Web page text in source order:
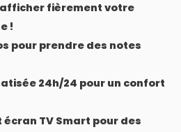
fièrement votre
!
pour prendre des notes
24h/24 pour un confort
TV Smart pour des